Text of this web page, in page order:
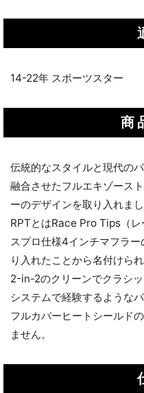
14-22年 スポーツスター
商
伝統的なスタイルと現代の
融合させたフルエキゾース
ーのデザインを取り入れまし
RPTとはRace Pro Tips（
スプロ仕様4インチマフラ
り入れたことから名付けられ
2-in-2のクリーンでクラシ
システムで経験するような
フルカバーヒートシールド
ません。